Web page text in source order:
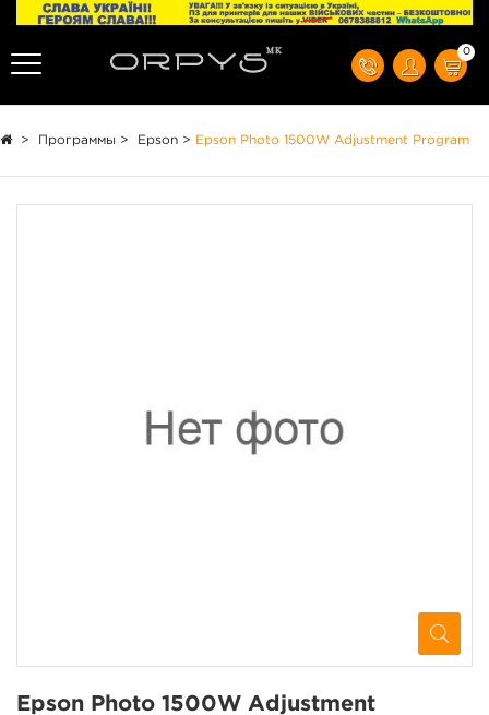
0
> Программы > Epson > Epson Photo 1500W Adjustment Program
Epson Photo 1500W Adjustment